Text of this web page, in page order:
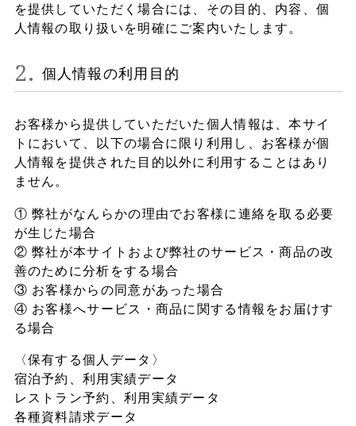
Contact
Privacy
Policy
を提供していただく場合には、その目的、内容、個
人情報の取り扱いを明確にご案内いたします。
個人情報の利用目的
お客様から提供していただいた個人情報は、本サイ
トにおいて、以下の場合に限り利用し、お客様が個
人情報を提供された目的以外に利用することはあり
ません。
① 弊社がなんらかの理由でお客様に連絡を取る必要
が生じた場合
② 弊社が本サイトおよび弊社のサービス・商品の改
善のために分析をする場合
③ お客様からの同意があった場合
④ お客様へサービス・商品に関する情報をお届けす
る場合
〈保有する個人データ〉
宿泊予約、利用実績データ
レストラン予約、利用実績データ
各種資料請求データ